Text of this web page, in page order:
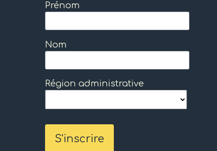
Prénom
Nom
Région administrative